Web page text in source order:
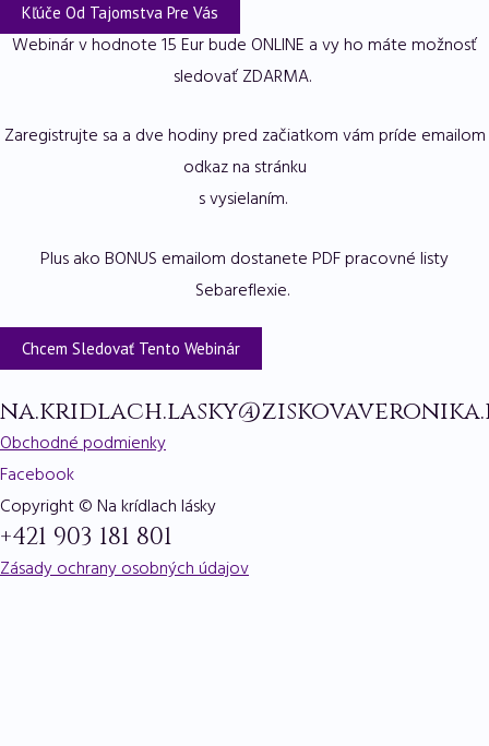
Kľúče Od Tajomstva Pre Vás
Webinár v hodnote 15 Eur bude ONLINE a vy ho máte možnosť
sledovať ZDARMA.
Zaregistrujte sa a dve hodiny pred začiatkom vám príde emailom
odkaz na stránku
s vysielaním.
Plus ako BONUS emailom dostanete PDF pracovné listy
Sebareflexie.
Chcem Sledovať Tento Webinár
Obchodné podmienky
Facebook
Copyright © Na krídlach lásky
+421 903 181 801
Zásady ochrany osobných údajov